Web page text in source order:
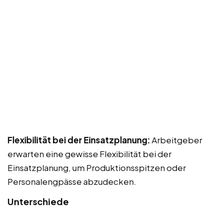
Flexibilität bei der Einsatzplanung:Arbeitgeber
erwarten eine gewisse Flexibilität bei der
Einsatzplanung, um Produktionsspitzen oder
Personalengpässe abzudecken.
Unterschiede